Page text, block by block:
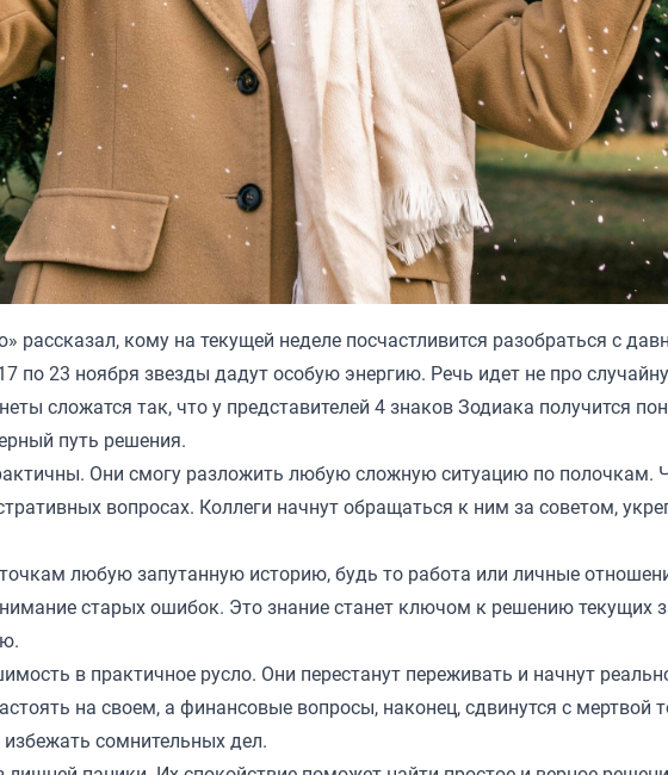
» рассказал, кому на текущей неделе посчастливится разобраться с
по 23 ноября звезды дадут особую энергию. Речь идет не про
сложатся так, что у представителей 4 знаков Зодиака получится
путь решения.
Они смогу разложить любую сложную ситуацию по полочкам.
вопросах. Коллеги начнут обращаться к ним за советом,
любую запутанную историю, будь то работа или личные
старых ошибок. Это знание станет ключом к решению текущих
в практичное русло. Они перестанут переживать и начнут
на своем, а финансовые вопросы, наконец, сдвинутся с мертвой
сомнительных дел.